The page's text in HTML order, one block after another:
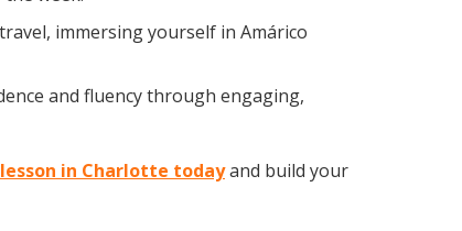
immersing yourself in Amárico
and fluency through engaging,
in Charlotte todayand build your